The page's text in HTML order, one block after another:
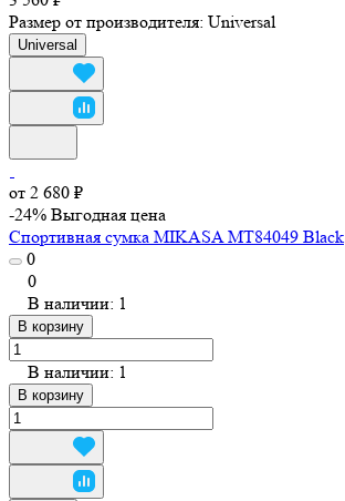
Размер от производителя: Universal
Universal
от 2 680 ₽
-24% Выгодная цена
Спортивная сумка MIKASA MT84049 Black
0
0
В наличии: 1
В корзину
В наличии: 1
В корзину